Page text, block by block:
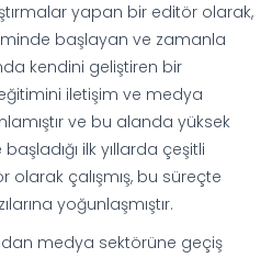
yapan bir editör olarak,
başlayan ve zamanla
kendini geliştiren bir
iletişim ve medya
ve bu alanda yüksek
ilk yıllarda çeşitli
çalışmış, bu süreçte
yoğunlaşmıştır.
medya sektörüne geçiş